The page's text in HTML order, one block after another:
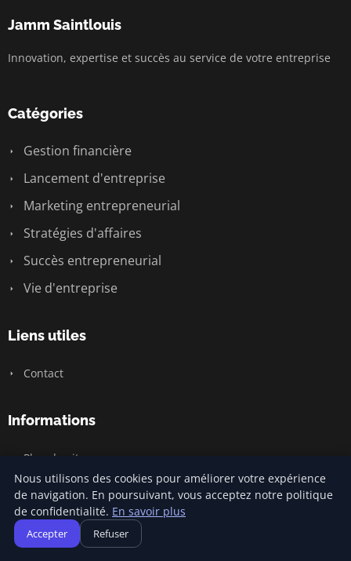
Jamm Saintlouis
Innovation, expertise et succès au service de votre entreprise
Catégories
Gestion financière
Lancement d'entreprise
Marketing entrepreneurial
Stratégies d'affaires
Succès entrepreneurial
Vie d'entreprise
Liens utiles
Contact
Informations
Plan du site
© 2026 Jamm Saintlouis. Tous droits réservés.
Nous utilisons des cookies pour améliorer votre expérience
de navigation. En poursuivant, vous acceptez notre politique
de confidentialité. En savoir plus
Accepter Refuser